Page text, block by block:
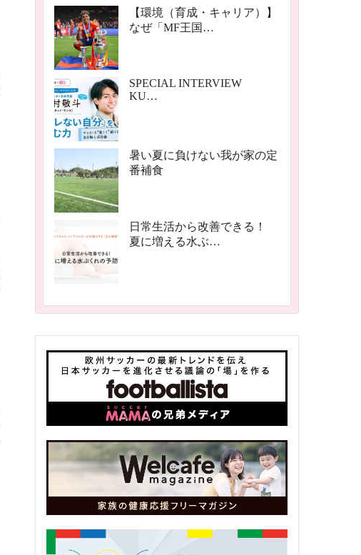
【環境（育成・キャリア）】
なぜ「MF王国…
SPECIAL INTERVIEW
KU…
暑い夏に負けない我が家の定
番補食
日常生活から改善できる！
夏に増える水ぶ…